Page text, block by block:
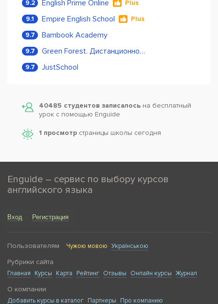
9.2 English Prime Online Plus
9.1 Empire English School Plus
9.7 Bambook Academy
9.7 Green Forest. Дистанционное обучение
9.7 JustSchool
40485 студентов записалось на бесплатный
урок с помощью Enguide
1 просмотр страницы школы сегодня
Enguide – сервис по выбору курсов
английского языка
Вход Регистрация
Пользователям Чужою мовою Українською
Рубрики сайта
Главная Курсы Карта Рейтинг Отзывы Онлайн курсы Журнал
О компании
Добавить курсы в каталог Партнеры Про компанию